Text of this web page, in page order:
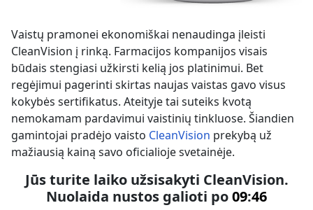
Vaistų pramonei ekonomiškai nenaudinga įleisti
CleanVision į rinką. Farmacijos kompanijos visais
būdais stengiasi užkirsti kelią jos platinimui. Bet
regėjimui pagerinti skirtas naujas vaistas gavo visus
kokybės sertifikatus. Ateityje tai suteiks kvotą
nemokamam pardavimui vaistinių tinkluose. Šiandien
gamintojai pradėjo vaisto CleanVision prekybą už
mažiausią kainą savo oficialioje svetainėje.
Jūs turite laiko užsisakyti CleanVision.
Nuolaida nustos galioti po09:45